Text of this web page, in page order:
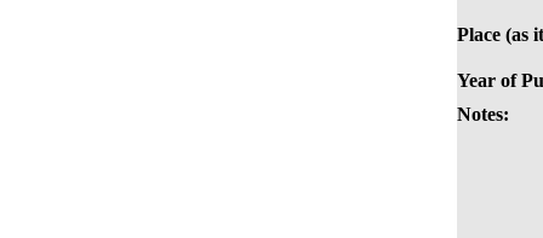
Place (as
Year of
Notes: